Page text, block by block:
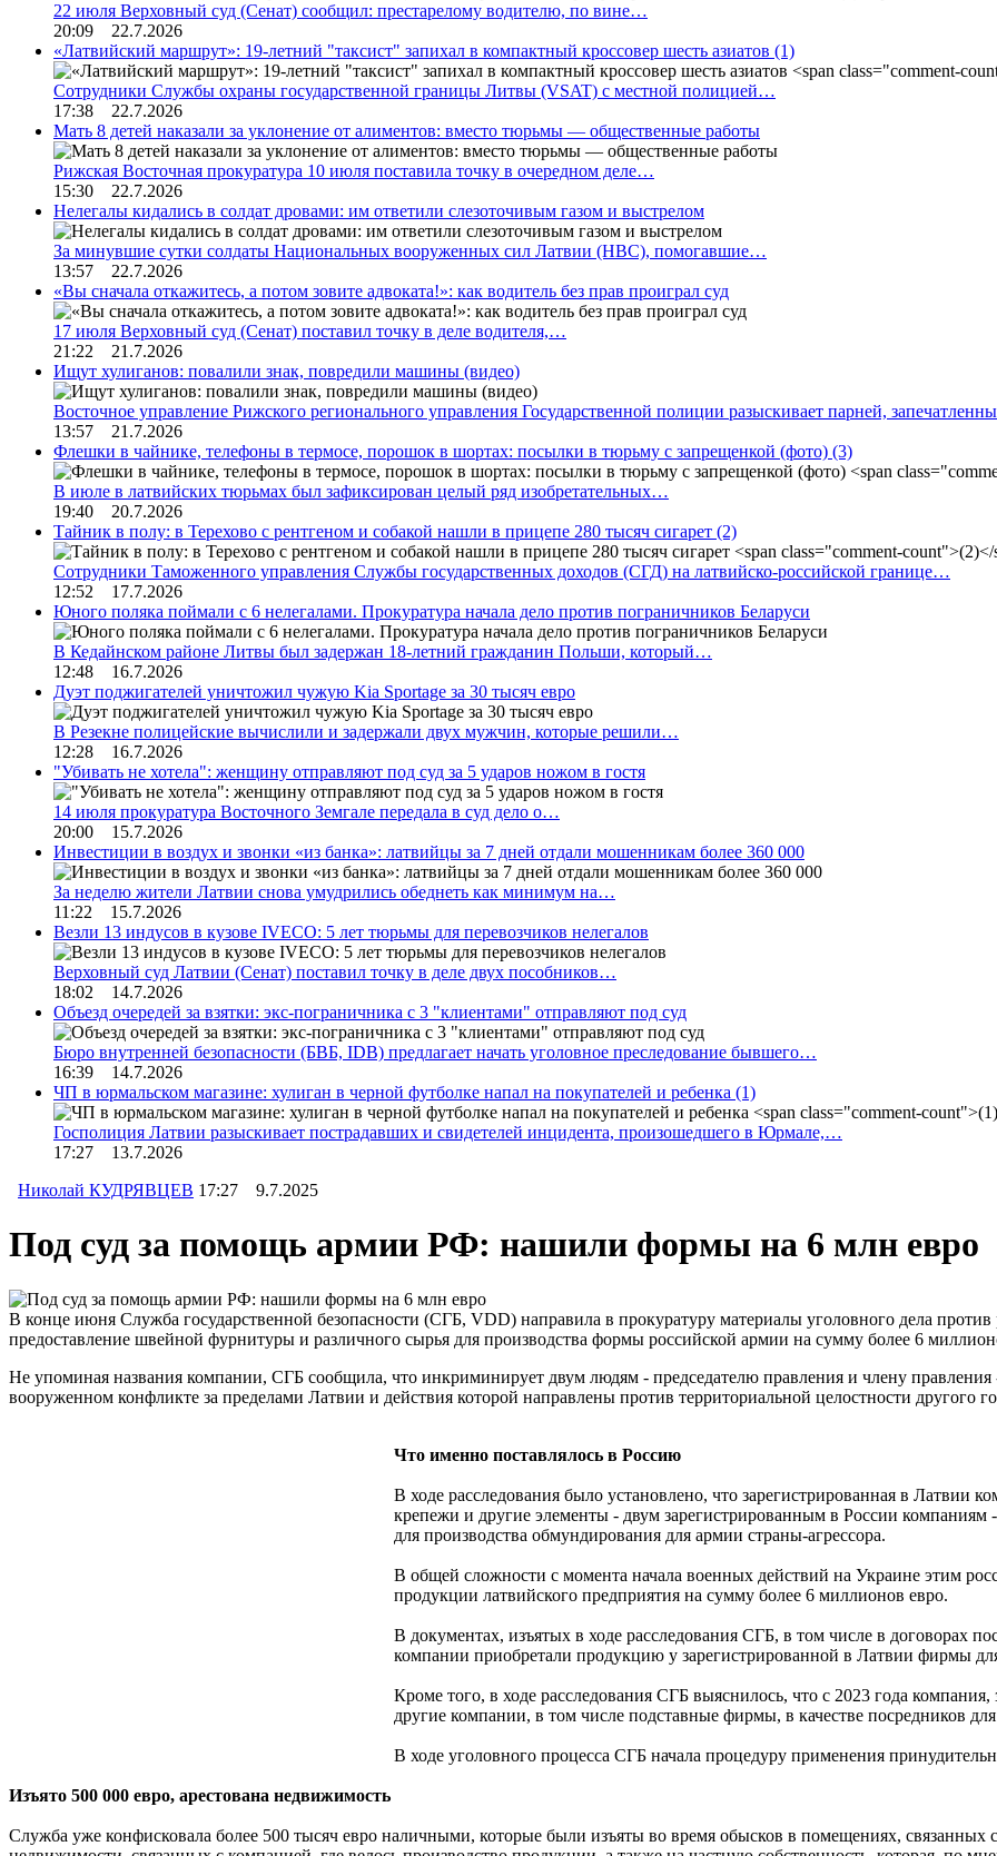
22 июля Верховный суд (Сенат) сообщил: престарелому водителю, по вине…
20:09 22.7.2026
«Латвийский маршрут»: 19-летний "таксист" запихал в компактный кроссовер шесть азиатов (1)
Сотрудники Службы охраны государственной границы Литвы (VSAT) с местной полицией…
17:38 22.7.2026
Мать 8 детей наказали за уклонение от алиментов: вместо тюрьмы — общественные работы
Рижская Восточная прокуратура 10 июля поставила точку в очередном деле…
15:30 22.7.2026
Нелегалы кидались в солдат дровами: им ответили слезоточивым газом и выстрелом
За минувшие сутки солдаты Национальных вооруженных сил Латвии (НВС), помогавшие…
13:57 22.7.2026
«Вы сначала откажитесь, а потом зовите адвоката!»: как водитель без прав проиграл суд
17 июля Верховный суд (Сенат) поставил точку в деле водителя,…
21:22 21.7.2026
Ищут хулиганов: повалили знак, повредили машины (видео)
Восточное управление Рижского регионального управления Государственной полиции разыскивает парней,
13:57 21.7.2026
Флешки в чайнике, телефоны в термосе, порошок в шортах: посылки в тюрьму с запрещенкой (фото) (3)
В июле в латвийских тюрьмах был зафиксирован целый ряд изобретательных…
19:40 20.7.2026
Тайник в полу: в Терехово с рентгеном и собакой нашли в прицепе 280 тысяч сигарет (2)
Сотрудники Таможенного управления Службы государственных доходов (СГД) на латвийско-российской границе…
12:52 17.7.2026
Юного поляка поймали с 6 нелегалами. Прокуратура начала дело против пограничников Беларуси
В Кедайнском районе Литвы был задержан 18-летний гражданин Польши, который…
12:48 16.7.2026
Дуэт поджигателей уничтожил чужую Kia Sportage за 30 тысяч евро
В Резекне полицейские вычислили и задержали двух мужчин, которые решили…
12:28 16.7.2026
"Убивать не хотела": женщину отправляют под суд за 5 ударов ножом в гостя
14 июля прокуратура Восточного Земгале передала в суд дело о…
20:00 15.7.2026
Инвестиции в воздух и звонки «из банка»: латвийцы за 7 дней отдали мошенникам более 360 000
За неделю жители Латвии снова умудрились обеднеть как минимум на…
11:22 15.7.2026
Везли 13 индусов в кузове IVECO: 5 лет тюрьмы для перевозчиков нелегалов
Верховный суд Латвии (Сенат) поставил точку в деле двух пособников…
18:02 14.7.2026
Объезд очередей за взятки: экс-пограничника с 3 "клиентами" отправляют под суд
Бюро внутренней безопасности (БВБ, IDB) предлагает начать уголовное преследование бывшего…
16:39 14.7.2026
ЧП в юрмальском магазине: хулиган в черной футболке напал на покупателей и ребенка (1)
Госполиция Латвии разыскивает пострадавших и свидетелей инцидента, произошедшего в Юрмале,…
17:27 13.7.2026
Николай КУДРЯВЦЕВ 17:27 9.7.2025
Под суд за помощь армии РФ: нашили формы на 6 млн евро
В конце июня Служба государственной безопасности (СГБ, VDD) направила в прокуратуру материалы уголовного дела
предоставление швейной фурнитуры и различного сырья для производства формы российской армии на сумму более 6
Не упоминая названия компании, СГБ сообщила, что инкриминирует двум людям - председателю правления и члену правления
вооруженном конфликте за пределами Латвии и действия которой направлены против территориальной целостности другого
Что именно поставлялось в Россию
В ходе расследования было установлено, что зарегистрированная в Латвии
крепежи и другие элементы - двум зарегистрированным в России
для производства обмундирования для армии страны-агрессора.
В общей сложности с момента начала военных действий на Украине этим
продукции латвийского предприятия на сумму более 6 миллионов евро.
В документах, изъятых в ходе расследования СГБ, в том числе в договорах
компании приобретали продукцию у зарегистрированной в Латвии фирмы
Кроме того, в ходе расследования СГБ выяснилось, что с 2023 года
другие компании, в том числе подставные фирмы, в качестве посредников
В ходе уголовного процесса СГБ начала процедуру применения
Изъято 500 000 евро, арестована недвижимость
Служба уже конфисковала более 500 тысяч евро наличными, которые были изъяты во время обысков в помещениях, связанных